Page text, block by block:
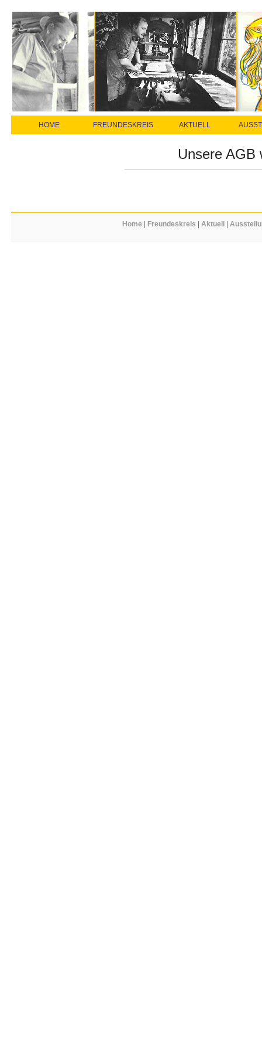
HOME FREUNDESKREIS AKTUELL
Unsere AGB
Home Freundeskreis Aktuell